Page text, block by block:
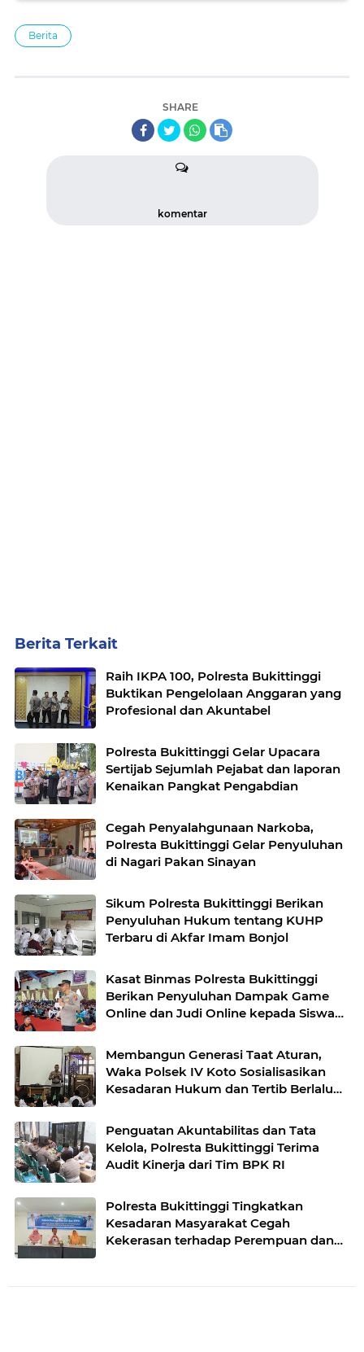
Berita
SHARE
komentar
Berita Terkait
Raih IKPA 100, Polresta Bukittinggi
Buktikan Pengelolaan Anggaran yang
Profesional dan Akuntabel
Polresta Bukittinggi Gelar Upacara
Sertijab Sejumlah Pejabat dan laporan
Kenaikan Pangkat Pengabdian
Cegah Penyalahgunaan Narkoba,
Polresta Bukittinggi Gelar Penyuluhan
di Nagari Pakan Sinayan
Sikum Polresta Bukittinggi Berikan
Penyuluhan Hukum tentang KUHP
Terbaru di Akfar Imam Bonjol
Kasat Binmas Polresta Bukittinggi
Berikan Penyuluhan Dampak Game
Online dan Judi Online kepada Siswa
Membangun Generasi Taat Aturan,
Waka Polsek IV Koto Sosialisasikan
Kesadaran Hukum dan Tertib Berlalu
Penguatan Akuntabilitas dan Tata
Kelola, Polresta Bukittinggi Terima
Audit Kinerja dari Tim BPK RI
Polresta Bukittinggi Tingkatkan
Kesadaran Masyarakat Cegah
Kekerasan terhadap Perempuan dan